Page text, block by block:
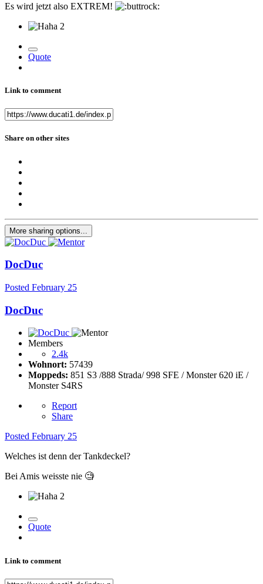
Es wird jetzt also EXTREM!
2
Quote
Link to comment
Share on other sites
More sharing options...
DocDuc
Posted February 25
DocDuc
Members
2.4k
Wohnort: 57439
Moppeds: 851 S3 /888 Strada/ 998 SFE / Monster 620 iE /
Monster S4RS
Report
Share
Posted February 25
Welches ist denn der Tankdeckel?
Bei Amis weisste nie 🧐
2
Quote
Link to comment